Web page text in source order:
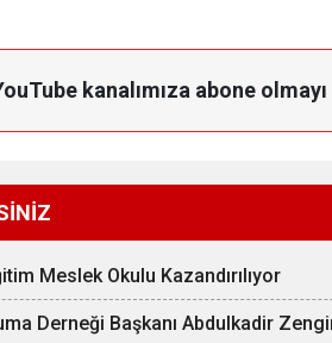
kanalımıza abone
Meslek Okulu Kazandırılıyor
Derneği Başkanı Abdulkadir